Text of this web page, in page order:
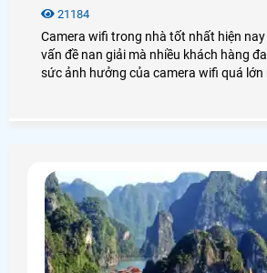
21184
Camera wifi trong nhà tốt nhất hiện
vấn đề nan giải mà nhiều khách hàng
sức ảnh hưởng của camera wifi quá